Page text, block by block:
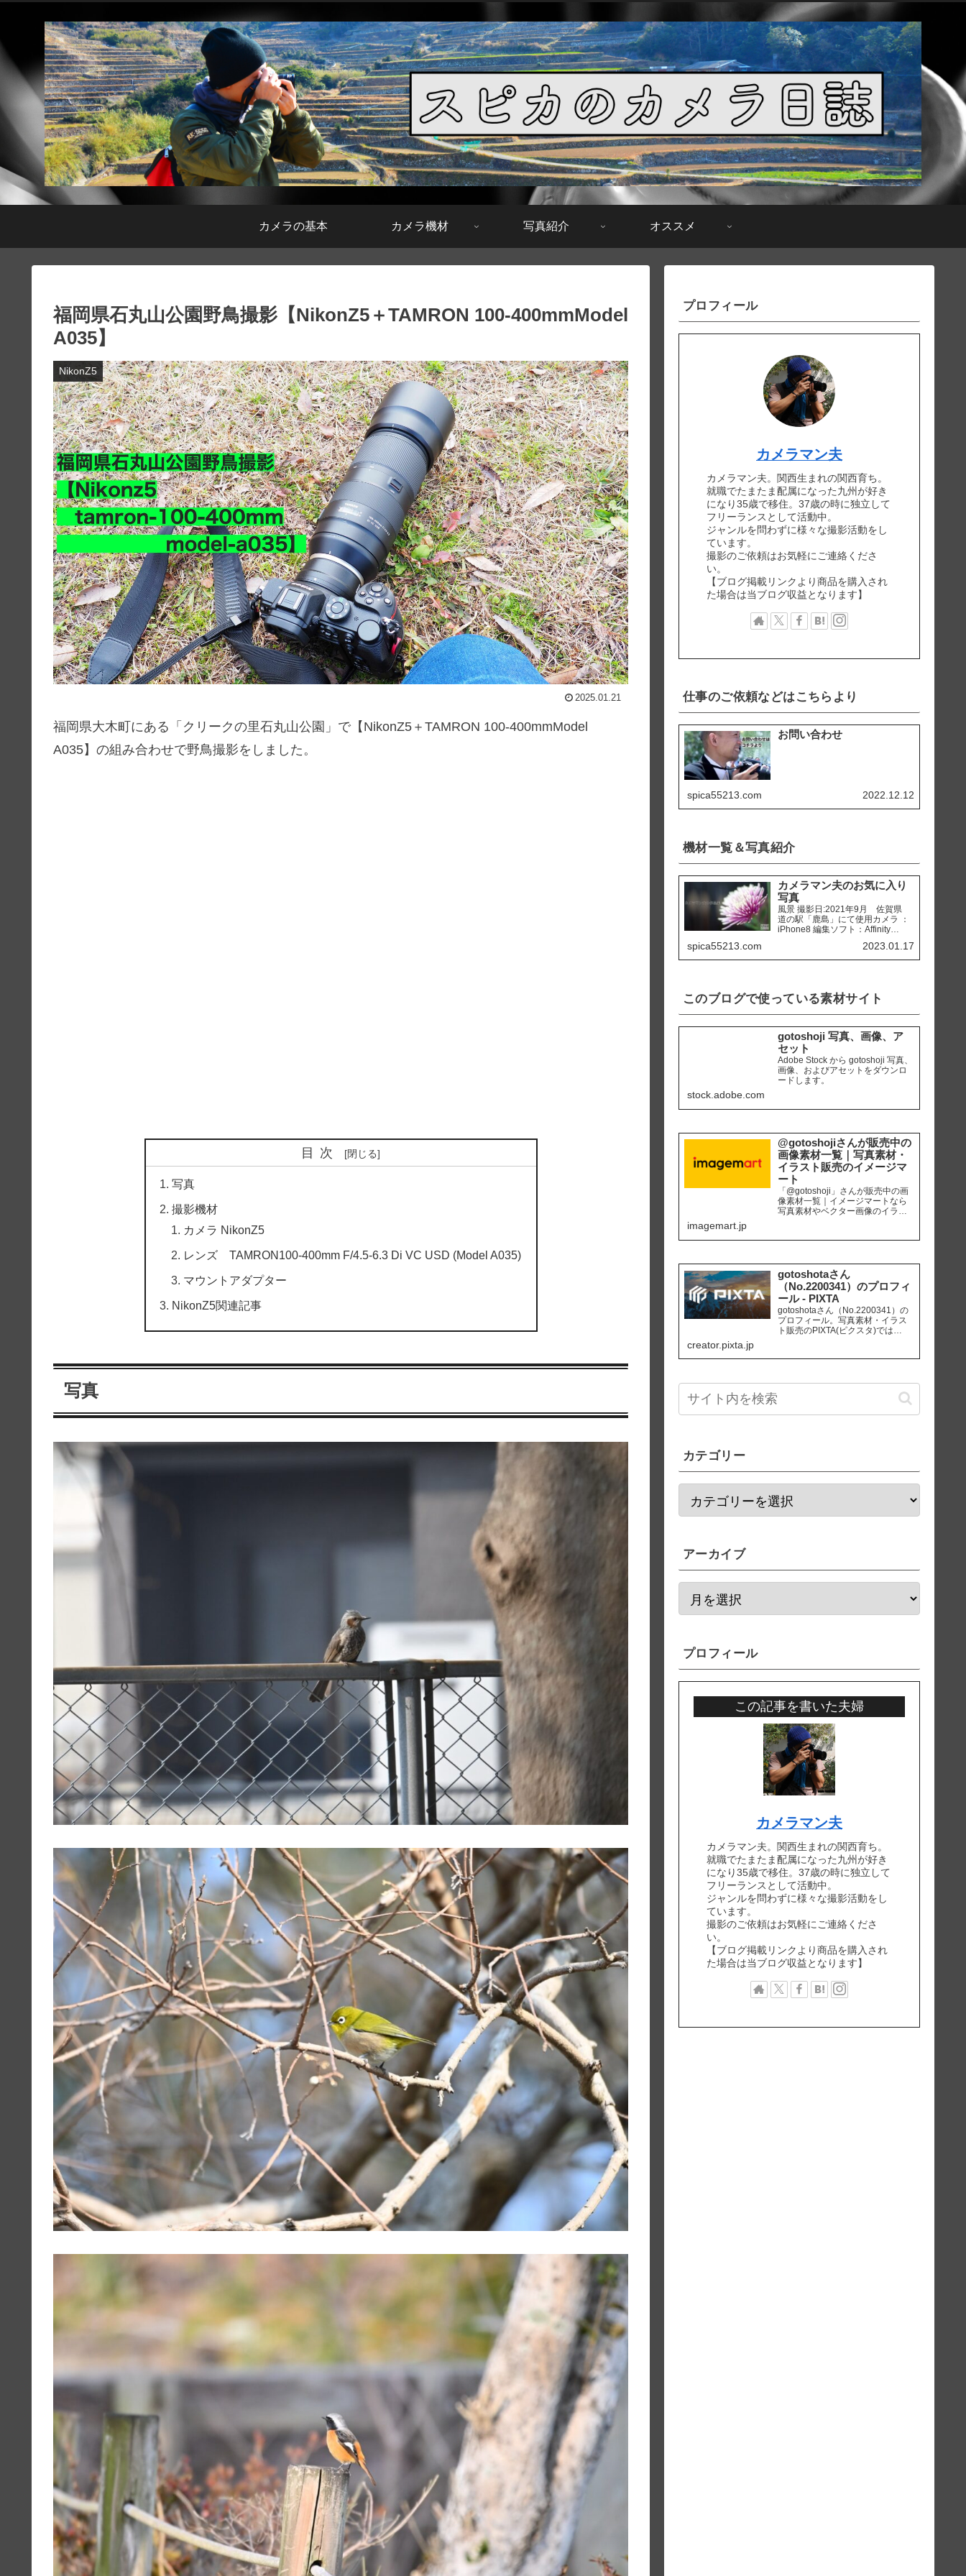
カメラの基本 カメラ機材 写真紹介 オススメ
福岡県石丸山公園野鳥撮影【NikonZ5＋TAMRON 100-400mmModel
A035】
NikonZ5
2025.01.21
福岡県大木町にある「 クリークの里石丸山公園」で【NikonZ5＋TAMRON 100-400mmModel
A035】の組み合わせで野鳥撮影をしました。
目次
写真
撮影機材
カメラ NikonZ5
レンズ TAMRON100-400mm F/4.5-6.3 Di VC USD (Model A035)
マウントアダプター
NikonZ5関連記事
写真
プロフィール
カメラマン夫
カメラマン夫。関西生まれの関西育ち。
就職でたまたま配属になった九州が好き
になり35歳で移住。37歳の時に独立して
フリーランスとして活動中。
ジャンルを問わずに様々な撮影活動をし
ています。
撮影のご依頼はお気軽にご連絡くださ
い。
【ブログ掲載リンクより商品を購入され
た場合は当ブログ収益となります】
仕事のご依頼などはこちらより
お問い合わせ
spica55213.com 2022.12.12
機材一覧＆写真紹介
カメラマン夫のお気に入り
写真
風景 撮影日:2021年9月 佐賀県
道の駅「鹿島」にて使用カメラ ：
iPhone8 編集ソフト：Affinity
天草市 「ホテルアレグリアガー
デンズ天草」にて使用カメラ ：
spica55213.com 2023.01.17
このブログで使っている素材サイト
gotoshoji 写真、画像、ア
セット
Adobe Stock から gotoshoji 写真、
画像、およびアセットをダウンロ
ードします。
stock.adobe.com
@gotoshojiさんが販売中の
画像素材一覧｜写真素材・
イラスト販売のイメージマ
ート
「@gotoshoji」さんが販売中の画
像素材一覧｜イメージマートなら
写真素材やベクター画像のイラス
購入可能です。個人、商用を問わ
イヤリティフリー画像を、広報、
販促、社内資料作り、サイト運営
等にご活用ください。
imagemart.jp
gotoshotaさん
（No.2200341）のプロフィ
ール - PIXTA
gotoshotaさん（No.2200341）の
プロフィール。写真素材・イラス
ト販売のPIXTA(ピクスタ)では
550円から購入可能です。毎週更新
creator.pixta.jp
カテゴリー
アーカイブ
プロフィール
この記事を書いた夫婦
カメラマン夫
カメラマン夫。関西生まれの関西育ち。
就職でたまたま配属になった九州が好き
になり35歳で移住。37歳の時に独立して
フリーランスとして活動中。
ジャンルを問わずに様々な撮影活動をし
ています。
撮影のご依頼はお気軽にご連絡くださ
い。
【ブログ掲載リンクより商品を購入され
た場合は当ブログ収益となります】